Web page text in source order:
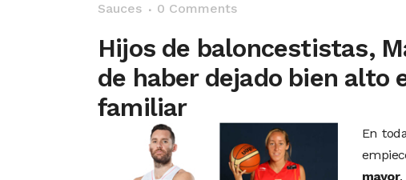
Sauces
0 Comments
Hijos de baloncestistas,
de haber dejado bien alto
familiar
En
mayor.